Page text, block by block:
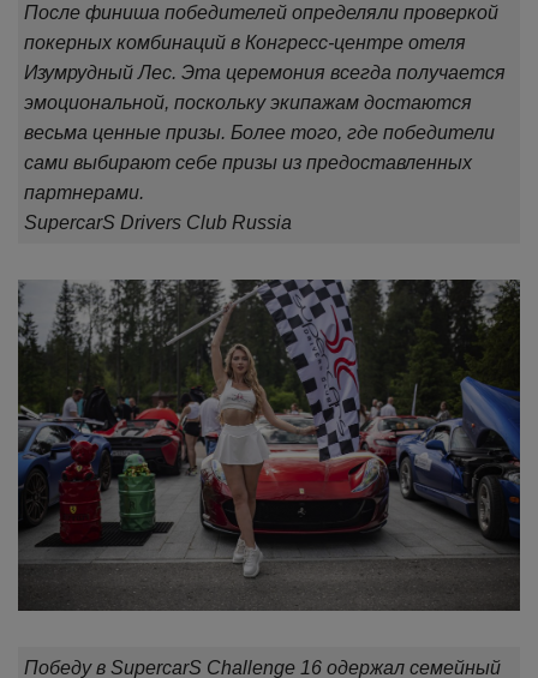
После финиша победителей определяли проверкой
покерных комбинаций в Конгресс-центре отеля
Изумрудный Лес. Эта церемония всегда получается
эмоциональной, поскольку экипажам достаются
весьма ценные призы. Более того, где победители
сами выбирают себе призы из предоставленных
партнерами.
SupercarS Drivers Club Russia
Победу в SupercarS Challenge 16 одержал семейный